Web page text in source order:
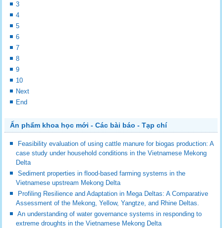
3
4
5
6
7
8
9
10
Next
End
Ấn phẩm khoa học mới - Các bài báo - Tạp chí
Feasibility evaluation of using cattle manure for biogas production: A
case study under household conditions in the Vietnamese Mekong
Delta
Sediment properties in flood-based farming systems in the
Vietnamese upstream Mekong Delta
Profiling Resilience and Adaptation in Mega Deltas: A Comparative
Assessment of the Mekong, Yellow, Yangtze, and Rhine Deltas.
An understanding of water governance systems in responding to
extreme droughts in the Vietnamese Mekong Delta